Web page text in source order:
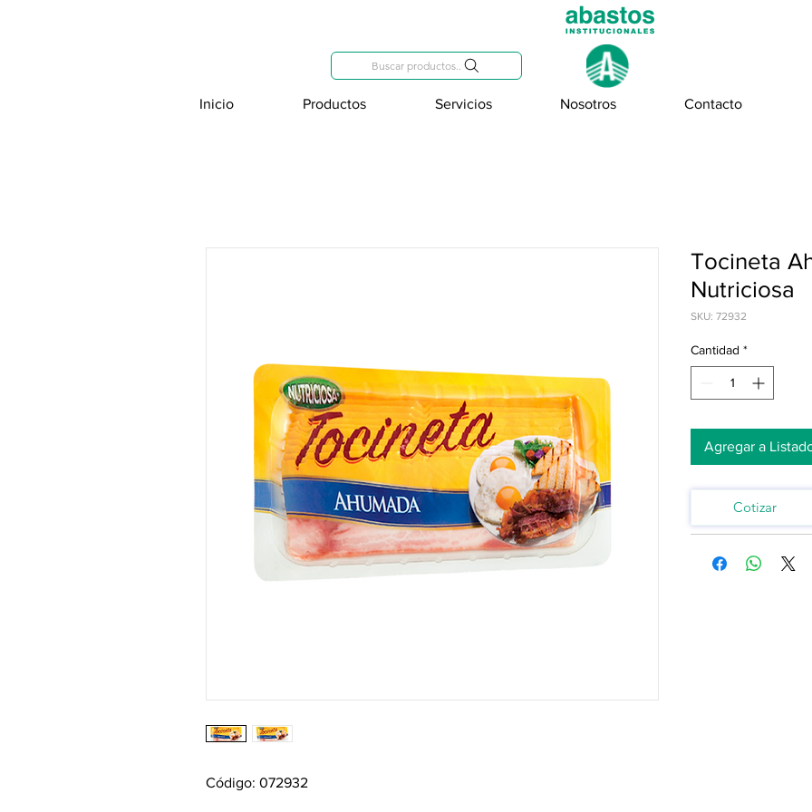
Buscar productos..
Inicio Productos Servicios Nosotros Contacto
Código: 072932
Tocineta
Nutriciosa
SKU: 72932
Cantidad *
Agregar a
Cotizar